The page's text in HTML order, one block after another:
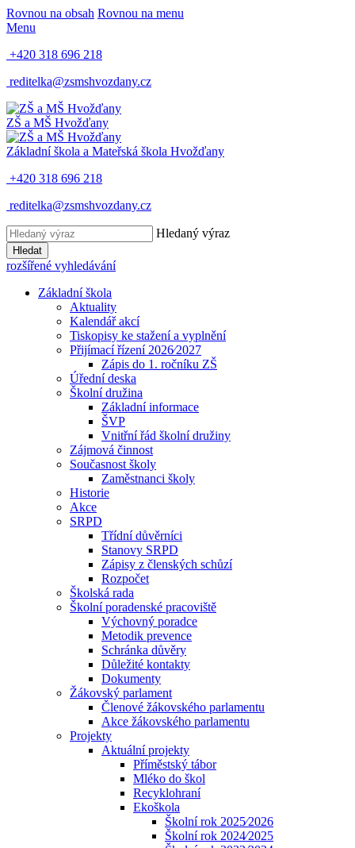
Rovnou na obsah Rovnou na menu
Menu
+420 318 696 218
reditelka@zsmshvozdany.cz
ZŠ a MŠ Hvožďany
Základní škola a Mateřská škola Hvožďany
+420 318 696 218
reditelka@zsmshvozdany.cz
Hledaný výraz
Hledat
rozšířené vyhledávání
Základní škola
Aktuality
Kalendář akcí
Tiskopisy ke stažení a vyplnění
Přijímací řízení 2026⁄2027
Zápis do 1. ročníku ZŠ
Úřední deska
Školní družina
Základní informace
ŠVP
Vnitřní řád školní družiny
Zájmová činnost
Současnost školy
Zaměstnanci školy
Historie
Akce
SRPD
Třídní důvěrníci
Stanovy SRPD
Zápisy z členských schůzí
Rozpočet
Školská rada
Školní poradenské pracoviště
Výchovný poradce
Metodik prevence
Schránka důvěry
Důležité kontakty
Dokumenty
Žákovský parlament
Členové žákovského parlamentu
Akce žákovského parlamentu
Projekty
Aktuální projekty
Příměstský tábor
Mléko do škol
Recyklohraní
Ekoškola
Školní rok 2025⁄2026
Školní rok 2024⁄2025